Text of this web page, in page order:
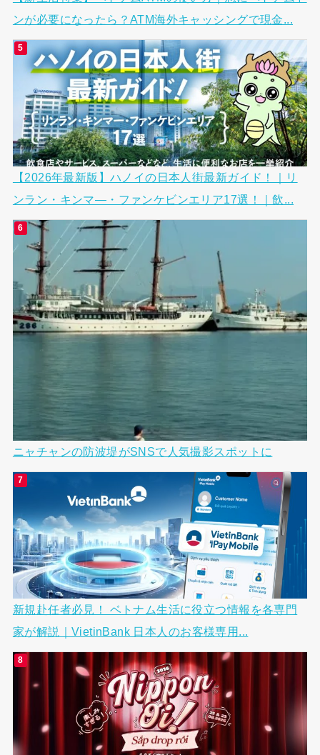
ンが必要になったら？ATM海外キャッシングで現金...
【2026年最新版】ハノイの日本人街最新ガイド！｜リ
ンラン・キンマ―・ファンケビンエリア17選！｜飲...
ニャチャンの防波堤がSNSで人気撮影スポットに
新規赴任者必見！ ベトナム生活に役立つ情報を各専門
家が解説｜VietinBank 日本人のお客様専用...